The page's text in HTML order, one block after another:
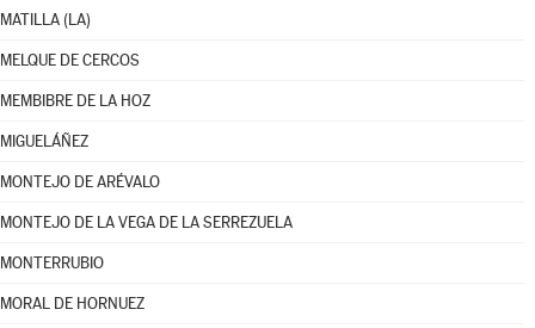
MATILLA (LA)
MELQUE DE CERCOS
MEMBIBRE DE LA HOZ
MIGUELÁÑEZ
MONTEJO DE ARÉVALO
MONTEJO DE LA VEGA DE LA SERREZUELA
MONTERRUBIO
MORAL DE HORNUEZ